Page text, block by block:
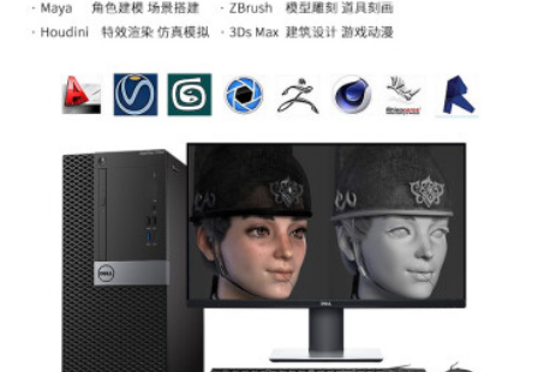
ggggggggggg